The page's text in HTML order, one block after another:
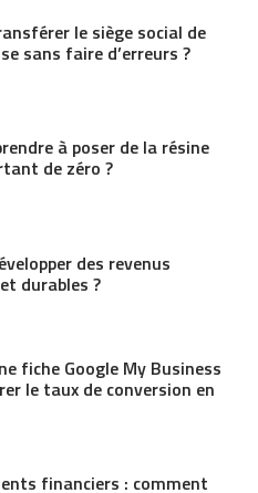
le siège social de
sans faire d’erreurs ?
à poser de la résine
de zéro ?
des revenus
durables ?
fiche Google My Business
le taux de conversion en
financiers : comment